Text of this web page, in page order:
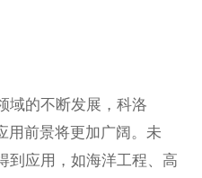
域的不断发展，科洛
用前景将更加广阔。未
到应用，如海洋工程、高